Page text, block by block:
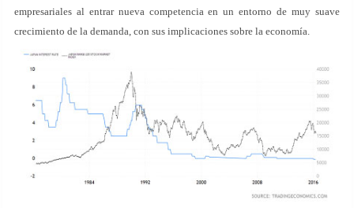
empresariales al entrar nueva competencia en un entorno de muy suave
crecimiento de la demanda, con sus implicaciones sobre la economía.